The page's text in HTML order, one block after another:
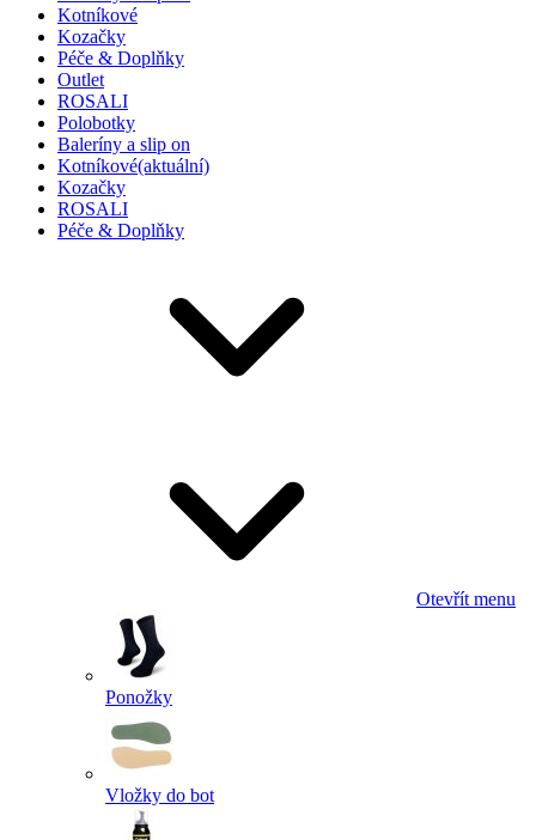
Kotníkové
Kozačky
Péče & Doplňky
Outlet
ROSALI
Polobotky
Baleríny a slip on
Kotníkové(aktuální)
Kozačky
ROSALI
Péče & Doplňky
Otevřít menu
Ponožky
Vložky do bot